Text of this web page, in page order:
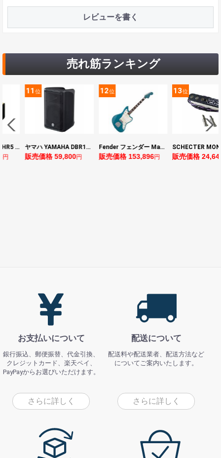
レビューを書く
売れ筋ランキング
ヤマハ YAMAHA THR5 コンパクトギターアンプ 小型アンプ
円
11位
ヤマハ YAMAHA DBR10 パワードスピーカー
販売価格 59,800円
12位
Fender フェンダー Made in Japan Traditional Late 60s Jazzmaster RW Ocean Turquoise Metallic エレキギター
販売価格 153,896円
13位
販売価格
お支払いについて
銀行振込、郵便振替、代金引換、
クレジットカード、楽天ペイ、
PayPayからお選びいただけます。
さらに詳しく
配送について
配送料や配送業者、配送方法など
についてご案内いたします。
さらに詳しく